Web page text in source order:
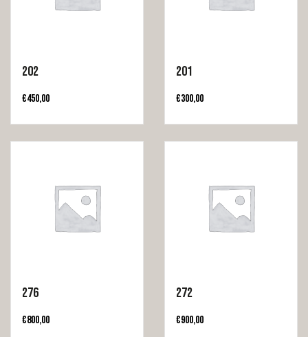
202
€450,00
201
€300,00
276
€800,00
272
€900,00